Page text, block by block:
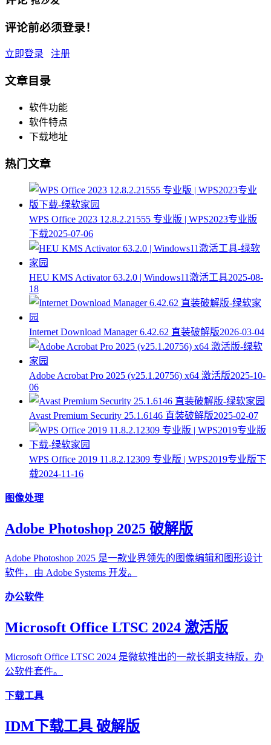
评论前必须登录！
立即登录 注册
文章目录
软件功能
软件特点
下载地址
热门文章
WPS Office 2023 12.8.2.21555 专业版 | WPS2023专业版
下载2025-07-06
HEU KMS Activator 63.2.0 | Windows11激活工具2025-08-
18
Internet Download Manager 6.42.62 直装破解版2026-03-04
Adobe Acrobat Pro 2025 (v25.1.20756) x64 激活版2025-10-
06
Avast Premium Security 25.1.6146 直装破解版2025-02-07
WPS Office 2019 11.8.2.12309 专业版 | WPS2019专业版下
载2024-11-16
图像处理
Adobe Photoshop 2025 破解版
Adobe Photoshop 2025 是一款业界领先的图像编辑和图形设计
软件，由 Adobe Systems 开发。
办公软件
Microsoft Office LTSC 2024 激活版
Microsoft Office LTSC 2024 是微软推出的一款长期支持版，办
公软件套件。
下载工具
IDM下载工具 破解版